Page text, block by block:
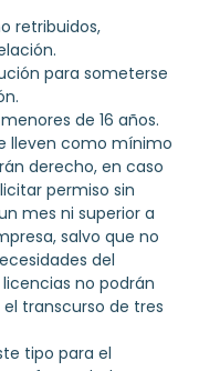
retribuidos,
para someterse
de 16 años.
lleven como mínimo
derecho, en caso
permiso sin
mes ni superior a
salvo que no
del
no podrán
transcurso de tres
tipo para el